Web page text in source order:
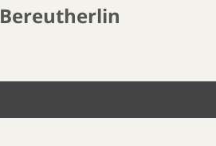
Bereutherlin